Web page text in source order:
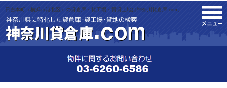
日吉本町（横浜市港北区）の貸倉庫・貸工場・賃貸土地は神奈川貸倉庫.com。